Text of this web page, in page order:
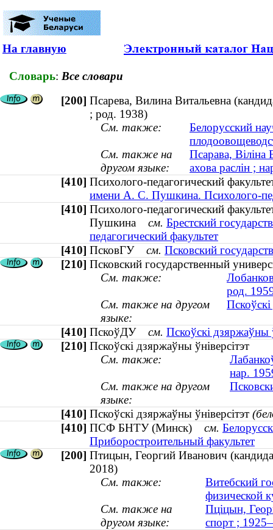
На главную
Словарь: Все словари
[200] Псарева, Вилина Витальевна
; род. 1938)
См. также:
Белорусский
См. также на
другом языке:
Псарава, Віліна
ахова раслін ;
[410] Психолого-педагогический
имени А. С. Пушкина. Психолого-
[410] Психолого-педагогический
Пушкина см. Брестский
педагогический факультет
[410] ПсковГУ см. Псковский
[210] Псковский государственный
См. также:
род.
См. также на другом
языке:
[410] ПскоўДУ см. Пскоўскі дзяржаўны
[210] Пскоўскі дзяржаўны ўніверсітэт
См. также:
нар.
См. также на другом
языке:
[410] Пскоўскі дзяржаўны ўніверсітэт
[410] ПСФ БНТУ (Минск) см.
Приборостроительный факультет
[200] Птицын, Георгий Иванович
2018)
См. также:
Витебский
физической
См. также на
другом языке:
Пціцын,
спорт ;